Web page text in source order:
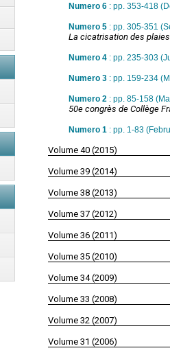
Numero 6 : pp. 353-418
Numero 5 : pp. 305-351
La cicatrisation des
Numero 4 : pp. 235-303
Numero 3 : pp. 159-234
Numero 2 : pp. 85-158
50e congrès de Collège
Numero 1 : pp. 1-83
Volume 40 (2015)
Volume 39 (2014)
Volume 38 (2013)
Volume 37 (2012)
Volume 36 (2011)
Volume 35 (2010)
Volume 34 (2009)
Volume 33 (2008)
Volume 32 (2007)
Volume 31 (2006)